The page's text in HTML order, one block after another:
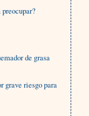
de grasa
grave riesgo para